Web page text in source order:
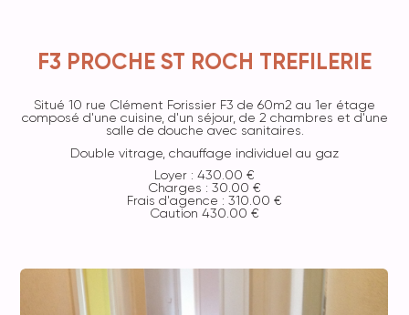
F3 PROCHE ST ROCH TREFILERIE
Situé 10 rue Clément Forissier F3 de 60m2 au 1er étage
composé d'une cuisine, d'un séjour, de 2 chambres et d'une
salle de douche avec sanitaires.
Double vitrage, chauffage individuel au gaz
Loyer : 430.00 €
Charges : 30.00 €
Frais d'agence : 310.00 €
Caution 430.00 €